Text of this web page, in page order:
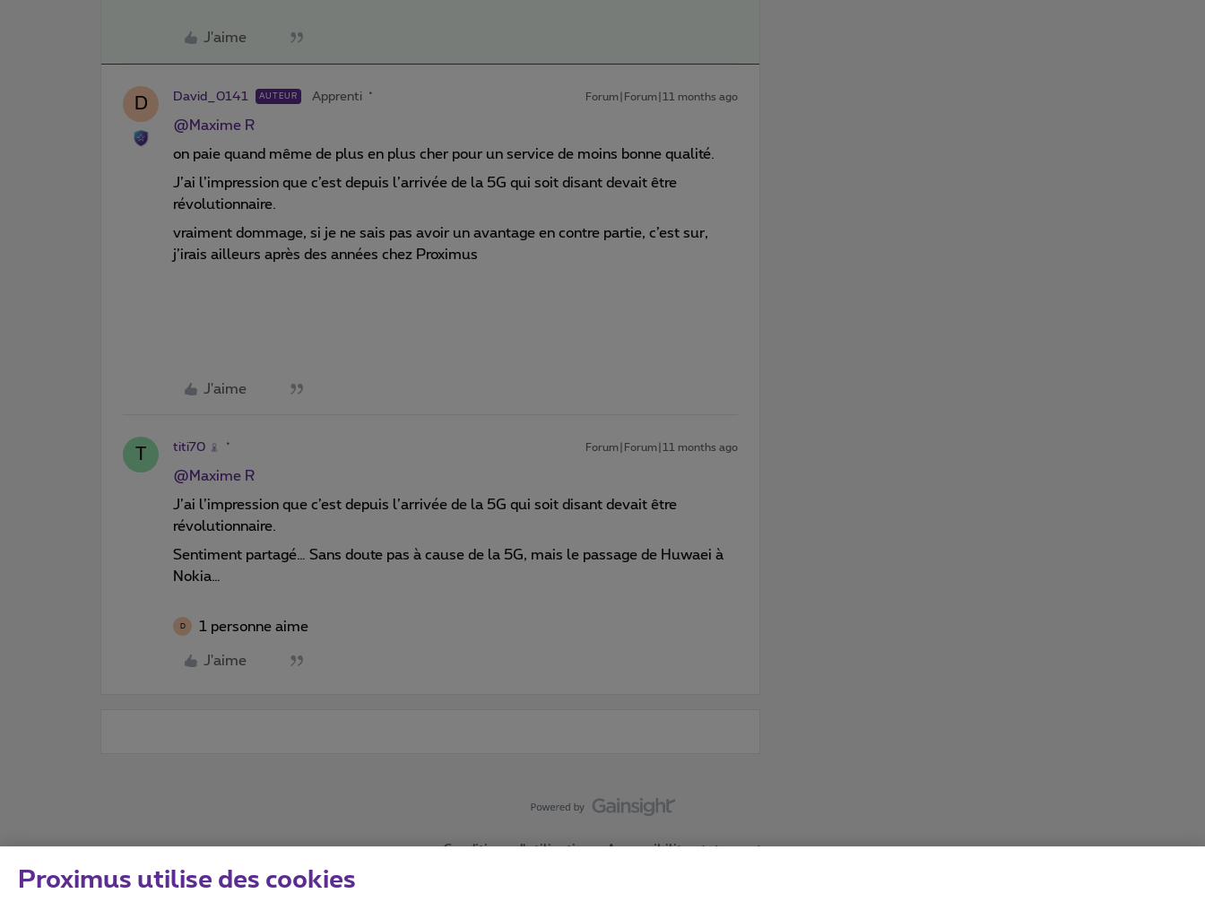
J'aime
D David_0141 AUTEUR Apprenti Forum|Forum|11 months ago
@Maxime R
on paie quand même de plus en plus cher pour un service de moins bonne qualité.
J’ai l’impression que c’est depuis l’arrivée de la 5G qui soit disant devait être
révolutionnaire.
vraiment dommage, si je ne sais pas avoir un avantage en contre partie, c’est sur,
j’irais ailleurs après des années chez Proximus
J'aime
T titi70 Forum|Forum|11 months ago
@Maxime R
J’ai l’impression que c’est depuis l’arrivée de la 5G qui soit disant devait être
révolutionnaire.
Sentiment partagé… Sans doute pas à cause de la 5G, mais le passage de Huwaei à
Nokia…
D 1 personne aime
J'aime
Conditions d'utilisation Accessibility statement
Proximus utilise des cookies